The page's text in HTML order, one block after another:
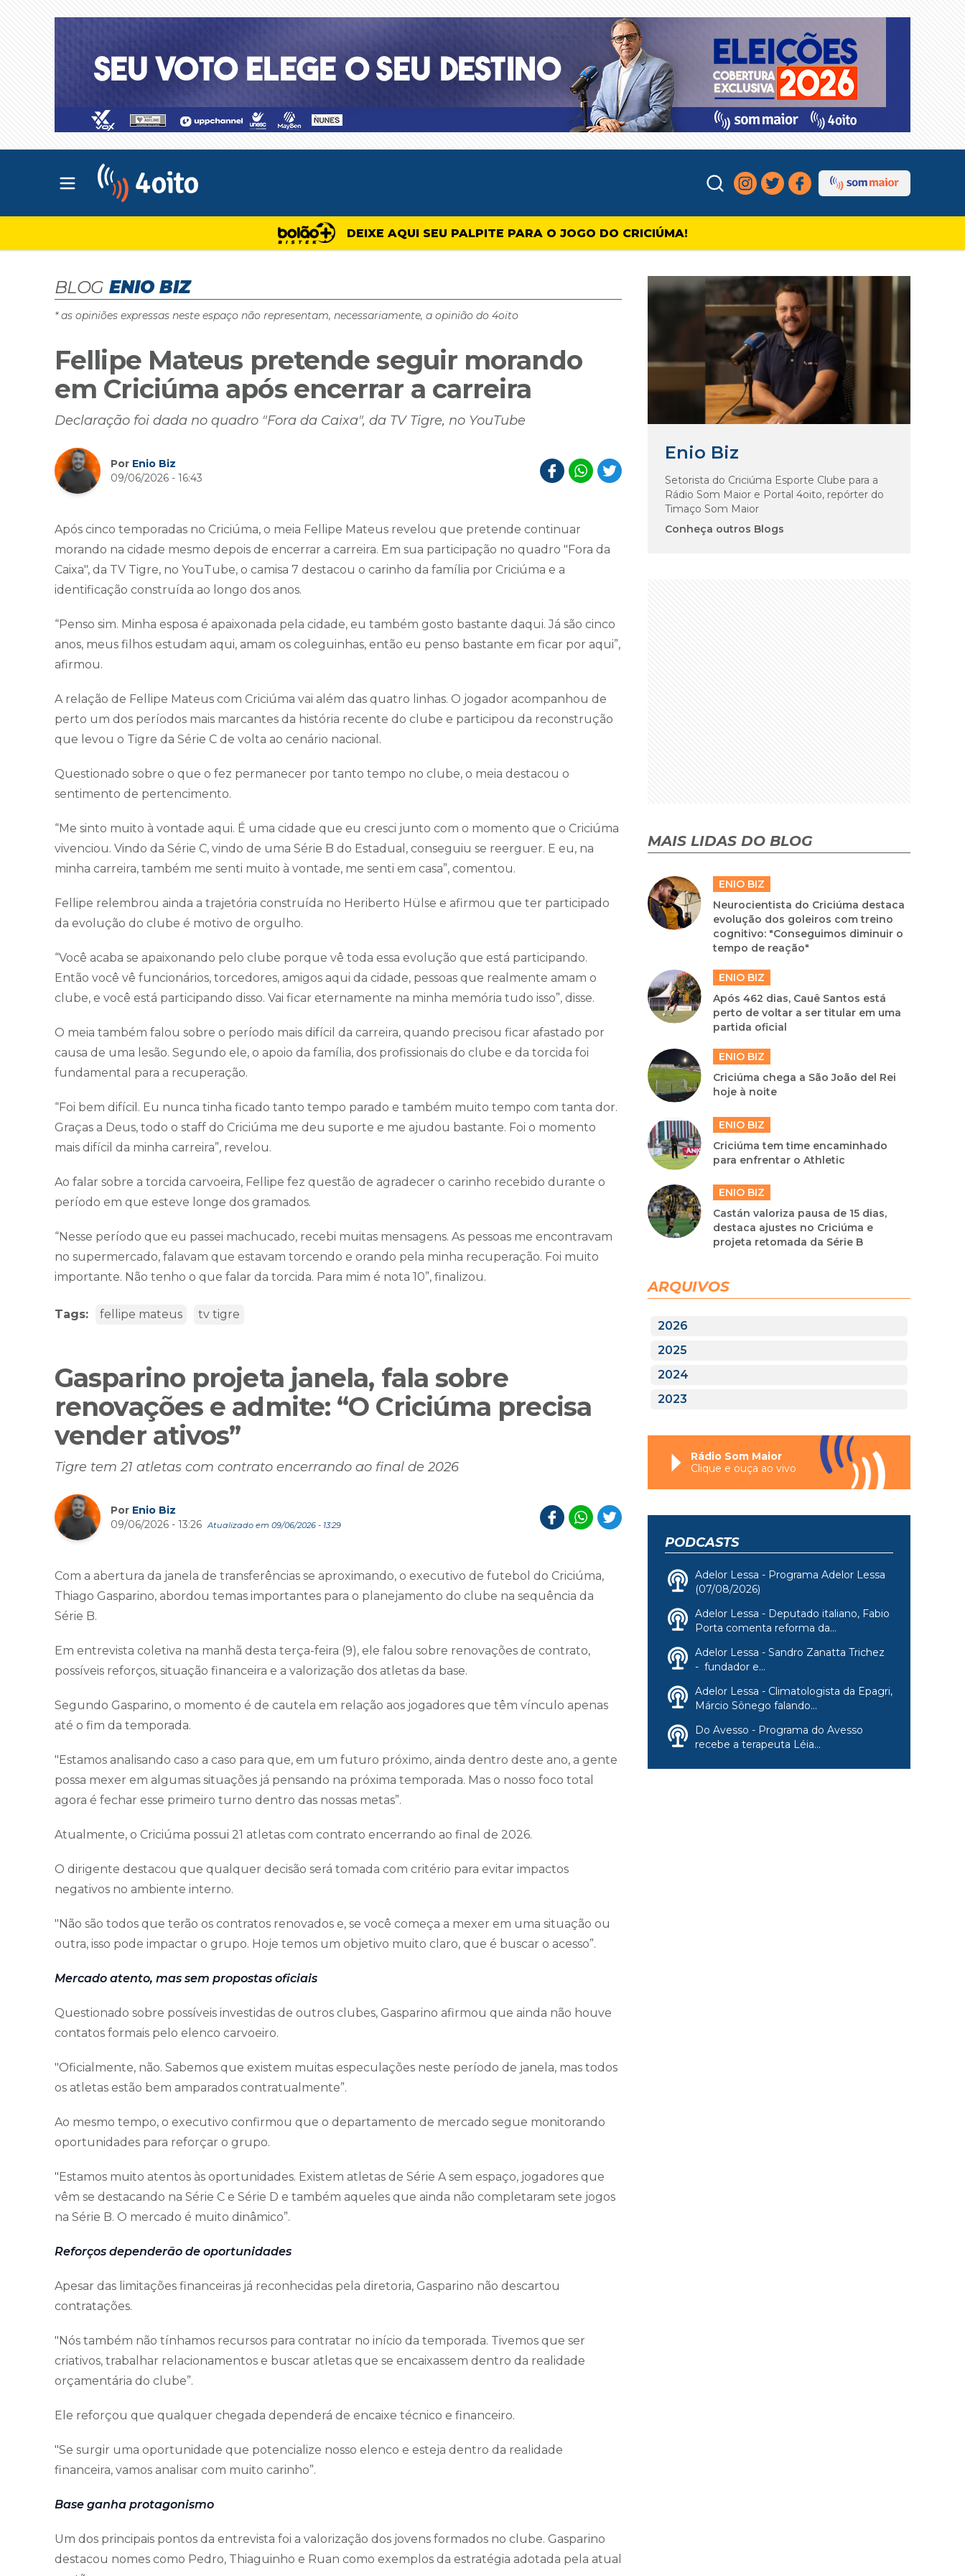
Abrir menu principal
DEIXE AQUI SEU PALPITE PARA O JOGO DO CRICIÚMA!
BLOG ENIO BIZ
* as opiniões expressas neste espaço não representam, necessariamente, a opinião do 4oito
Fellipe Mateus pretende seguir morando
em Criciúma após encerrar a carreira
Declaração foi dada no quadro "Fora da Caixa", da TV Tigre, no YouTube
Por Enio Biz
09/06/2026 - 16:43
Após cinco temporadas no Criciúma, o meia Fellipe Mateus revelou que pretende continuar
morando na cidade mesmo depois de encerrar a carreira. Em sua participação no quadro "Fora da
Caixa", da TV Tigre, no YouTube, o camisa 7 destacou o carinho da família por Criciúma e a
identificação construída ao longo dos anos.
“Penso sim. Minha esposa é apaixonada pela cidade, eu também gosto bastante daqui. Já são cinco
anos, meus filhos estudam aqui, amam os coleguinhas, então eu penso bastante em ficar por aqui”,
afirmou.
A relação de Fellipe Mateus com Criciúma vai além das quatro linhas. O jogador acompanhou de
perto um dos períodos mais marcantes da história recente do clube e participou da reconstrução
que levou o Tigre da Série C de volta ao cenário nacional.
Questionado sobre o que o fez permanecer por tanto tempo no clube, o meia destacou o
sentimento de pertencimento.
“Me sinto muito à vontade aqui. É uma cidade que eu cresci junto com o momento que o Criciúma
vivenciou. Vindo da Série C, vindo de uma Série B do Estadual, conseguiu se reerguer. E eu, na
minha carreira, também me senti muito à vontade, me senti em casa”, comentou.
Fellipe relembrou ainda a trajetória construída no Heriberto Hülse e afirmou que ter participado
da evolução do clube é motivo de orgulho.
“Você acaba se apaixonando pelo clube porque vê toda essa evolução que está participando.
Então você vê funcionários, torcedores, amigos aqui da cidade, pessoas que realmente amam o
clube, e você está participando disso. Vai ficar eternamente na minha memória tudo isso”, disse.
O meia também falou sobre o período mais difícil da carreira, quando precisou ficar afastado por
causa de uma lesão. Segundo ele, o apoio da família, dos profissionais do clube e da torcida foi
fundamental para a recuperação.
“Foi bem difícil. Eu nunca tinha ficado tanto tempo parado e também muito tempo com tanta dor.
Graças a Deus, todo o staff do Criciúma me deu suporte e me ajudou bastante. Foi o momento
mais difícil da minha carreira”, revelou.
Ao falar sobre a torcida carvoeira, Fellipe fez questão de agradecer o carinho recebido durante o
período em que esteve longe dos gramados.
“Nesse período que eu passei machucado, recebi muitas mensagens. As pessoas me encontravam
no supermercado, falavam que estavam torcendo e orando pela minha recuperação. Foi muito
importante. Não tenho o que falar da torcida. Para mim é nota 10”, finalizou.
Tags: fellipe mateus tv tigre
Gasparino projeta janela, fala sobre
renovações e admite: “O Criciúma precisa
vender ativos”
Tigre tem 21 atletas com contrato encerrando ao final de 2026
Por Enio Biz
09/06/2026 - 13:26 Atualizado em 09/06/2026 - 13:29
Com a abertura da janela de transferências se aproximando, o executivo de futebol do Criciúma,
Thiago Gasparino, abordou temas importantes para o planejamento do clube na sequência da
Série B.
Em entrevista coletiva na manhã desta terça-feira (9), ele falou sobre renovações de contrato,
possíveis reforços, situação financeira e a valorização dos atletas da base.
Segundo Gasparino, o momento é de cautela em relação aos jogadores que têm vínculo apenas
até o fim da temporada.
"Estamos analisando caso a caso para que, em um futuro próximo, ainda dentro deste ano, a gente
possa mexer em algumas situações já pensando na próxima temporada. Mas o nosso foco total
agora é fechar esse primeiro turno dentro das nossas metas”.
Atualmente, o Criciúma possui 21 atletas com contrato encerrando ao final de 2026.
O dirigente destacou que qualquer decisão será tomada com critério para evitar impactos
negativos no ambiente interno.
"Não são todos que terão os contratos renovados e, se você começa a mexer em uma situação ou
outra, isso pode impactar o grupo. Hoje temos um objetivo muito claro, que é buscar o acesso”.
Mercado atento, mas sem propostas oficiais
Questionado sobre possíveis investidas de outros clubes, Gasparino afirmou que ainda não houve
contatos formais pelo elenco carvoeiro.
"Oficialmente, não. Sabemos que existem muitas especulações neste período de janela, mas todos
os atletas estão bem amparados contratualmente”.
Ao mesmo tempo, o executivo confirmou que o departamento de mercado segue monitorando
oportunidades para reforçar o grupo.
"Estamos muito atentos às oportunidades. Existem atletas de Série A sem espaço, jogadores que
vêm se destacando na Série C e Série D e também aqueles que ainda não completaram sete jogos
na Série B. O mercado é muito dinâmico”.
Reforços dependerão de oportunidades
Apesar das limitações financeiras já reconhecidas pela diretoria, Gasparino não descartou
contratações.
"Nós também não tínhamos recursos para contratar no início da temporada. Tivemos que ser
criativos, trabalhar relacionamentos e buscar atletas que se encaixassem dentro da realidade
orçamentária do clube”.
Ele reforçou que qualquer chegada dependerá de encaixe técnico e financeiro.
"Se surgir uma oportunidade que potencialize nosso elenco e esteja dentro da realidade
financeira, vamos analisar com muito carinho”.
Base ganha protagonismo
Um dos principais pontos da entrevista foi a valorização dos jovens formados no clube. Gasparino
destacou nomes como Pedro, Thiaguinho e Ruan como exemplos da estratégia adotada pela atual
Enio Biz
Setorista do Criciúma Esporte Clube para a
Rádio Som Maior e Portal 4oito, repórter do
Timaço Som Maior
Conheça outros Blogs
MAIS LIDAS DO BLOG
ENIO BIZ
Neurocientista do Criciúma destaca
evolução dos goleiros com treino
cognitivo: "Conseguimos diminuir o
tempo de reação"
ENIO BIZ
Após 462 dias, Cauê Santos está
perto de voltar a ser titular em uma
partida oficial
ENIO BIZ
Criciúma chega a São João del Rei
hoje à noite
ENIO BIZ
Criciúma tem time encaminhado
para enfrentar o Athletic
ENIO BIZ
Castán valoriza pausa de 15 dias,
destaca ajustes no Criciúma e
projeta retomada da Série B
ARQUIVOS
2026
2025
2024
2023
Rádio Som Maior
Clique e ouça ao vivo
PODCASTS
Adelor Lessa - Programa Adelor Lessa
(07/08/2026)
Adelor Lessa - Deputado italiano, Fabio
Porta comenta reforma da...
Adelor Lessa - Sandro Zanatta Trichez
- fundador e...
Adelor Lessa - Climatologista da Epagri,
Márcio Sônego falando...
Do Avesso - Programa do Avesso
recebe a terapeuta Léia...